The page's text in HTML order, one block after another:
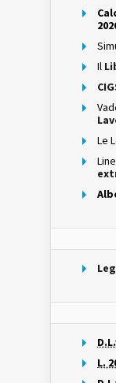
Il
Le
L.